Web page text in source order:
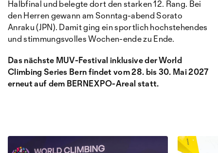
Halbfinal und belegte dort den starken 12. Rang. Bei
den Herren gewann am Sonntag-abend Sorato
Anraku (JPN). Damit ging ein sportlich hochstehendes
und stimmungsvolles Wochen-ende zu Ende.
Das nächste MUV-Festival inklusive der World
Climbing Series Bern findet vom 28. bis 30. Mai 2027
erneut auf dem BERNEXPO-Areal statt.